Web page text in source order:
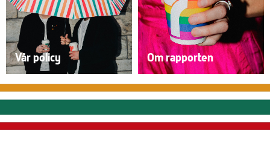
Vår policy Om rapporten